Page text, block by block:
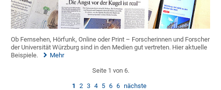
Ob Fernsehen, Hörfunk, Online oder Print – Forscherinnen und Forscher
der Universität Würzburg sind in den Medien gut vertreten. Hier aktuelle
Beispiele.
Mehr
Seite 1 von 6.
1 2 3 4 5 6 6 nächste